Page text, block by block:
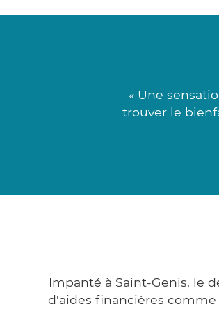
« Une
trouver le
Impanté à Saint-Genis, le
d'aides financières comme